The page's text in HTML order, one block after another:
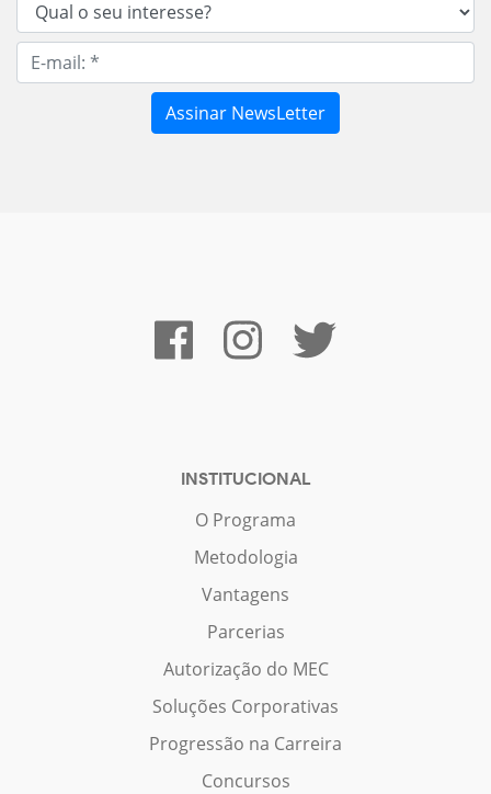
INSTITUCIONAL
O Programa
Metodologia
Vantagens
Parcerias
Autorização do MEC
Soluções Corporativas
Progressão na Carreira
Concursos